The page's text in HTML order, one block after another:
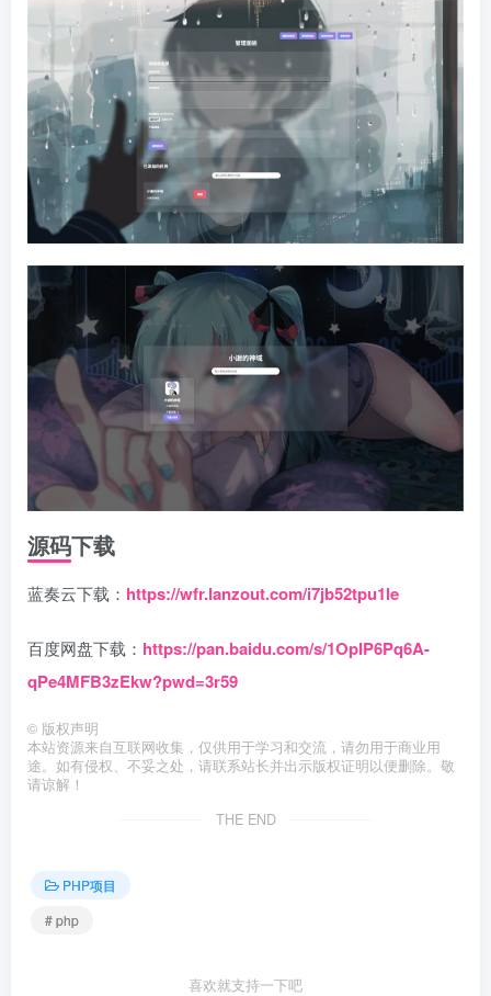
源码下载
蓝奏云下载： https://wfr.lanzout.com/i7jb52tpu1le
百度网盘下载： https://pan.baidu.com/s/1OpIP6Pq6A-
qPe4MFB3zEkw?pwd=3r59
© 版权声明
本站资源来自互联网收集，仅供用于学习和交流，请勿用于商业用
途。如有侵权、不妥之处，请联系站长并出示版权证明以便删除。敬
请谅解！
THE END
PHP项目
# php
喜欢就支持一下吧